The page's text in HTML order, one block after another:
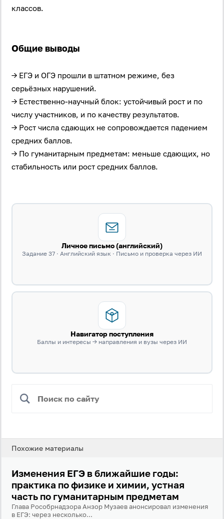
Вход
Пароль
обработку своих персональных
на условиях и для целей, определённых в
политике в отношении обработки персональных
данных , а также принимаюПользовательское
Войти через Вконтакте
Войти через Яндекс
классов.
Общие выводы
→ ЕГЭ и ОГЭ прошли в штатном режиме, без
серьёзных нарушений.
→ Естественно-научный блок: устойчивый рост и по
числу участников, и по качеству результатов.
→ Рост числа сдающих не сопровождается падением
средних баллов.
→ По гуманитарным предметам: меньше сдающих, но
стабильность или рост средних баллов.
Личное письмо (английский)
Задание 37 · Английский язык · Письмо и проверка через ИИ
Навигатор поступления
Баллы и интересы → направления и вузы через ИИ
Похожие материалы
Изменения ЕГЭ в ближайшие годы:
практика по физике и химии, устная
часть по гуманитарным предметам
Глава Рособрнадзора Анзор Музаев анонсировал изменения
в ЕГЭ: через несколько...